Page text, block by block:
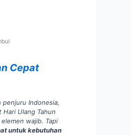
Cepat
penjuru Indonesia,
Ulang Tahun
wajib. Tapi
untuk kebutuhan